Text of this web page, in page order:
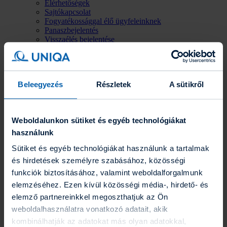
Beleegyezés Részletek A sütikről
Weboldalunkon sütiket és egyéb technológiákat
használunk
Sütiket és egyéb technológiákat használunk a tartalmak
és hirdetések személyre szabásához, közösségi
funkciók biztosításához, valamint weboldalforgalmunk
elemzéséhez. Ezen kívül közösségi média-, hirdető- és
elemző partnereinkkel megoszthatjuk az Ön
weboldalhasználatra vonatkozó adatait, akik
kombinálhatják az adatokat más olyan adatokkal,
Elérhetőségek
Sajtókapcsolat
Fogyatékossággal élő ügyfeleinknek
Panaszbejelentés
Visszaélés bejelentése
Útkövető
Fizetés és számla
Fizetés és számla
Online díjfizetés